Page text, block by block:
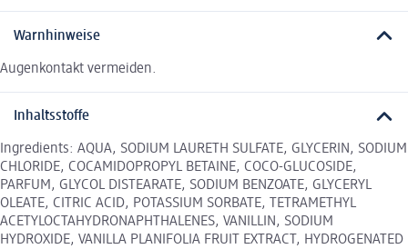
Warnhinweise
Augenkontakt vermeiden.
Inhaltsstoffe
Ingredients: AQUA, SODIUM LAURETH SULFATE, GLYCERIN, SODIUM
CHLORIDE, COCAMIDOPROPYL BETAINE, COCO-GLUCOSIDE,
PARFUM, GLYCOL DISTEARATE, SODIUM BENZOATE, GLYCERYL
OLEATE, CITRIC ACID, POTASSIUM SORBATE, TETRAMETHYL
ACETYLOCTAHYDRONAPHTHALENES, VANILLIN, SODIUM
HYDROXIDE, VANILLA PLANIFOLIA FRUIT EXTRACT, HYDROGENATED